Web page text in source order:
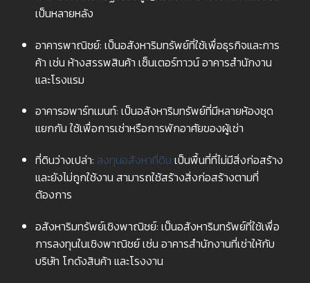
เป็นหลายหลัง
อาคารพาณิชย์: เป็นอสังหาริมทรัพย์ที่ใช้เพื่อธุรกิจและการ
ค้า เช่น ห้างสรรพสินค้า เซ็นเตอร์ทาวน์ อาคารสำนักงาน
และโรงแรม
อาคารอพาร์ทเมนท์: เป็นอสังหาริมทรัพย์ที่มีหลายห้องชุด
แยกกัน ใช้เพื่อการเช่าหรือการพักอาศัยของผู้เช่า
ที่ดินว่างเปล่า: ลงทุนอสังหาที่ดิน เป็นพื้นที่ที่ไม่มีสิ่งก่อสร้าง
และยังไม่ถูกใช้งาน สามารถใช้สร้างสิ่งก่อสร้างตามที่
ต้องการ
อสังหาริมทรัพย์เชิงพาณิชย์: เป็นอสังหาริมทรัพย์ที่ใช้เพื่อ
การลงทุนในเชิงพาณิชย์ เช่น อาคารสำนักงานที่เช่าให้กับ
บริษัท โกดังสินค้า และโรงงาน